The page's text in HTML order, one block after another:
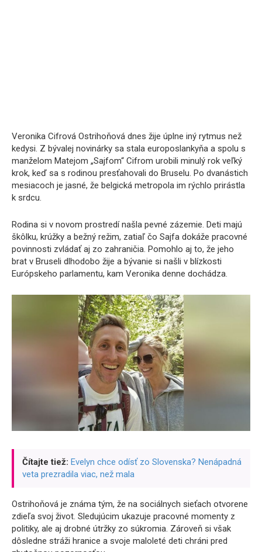
Veronika Cifrová Ostrihoňová dnes žije úplne iný rytmus než
kedysi. Z bývalej novinárky sa stala europoslankyňa a spolu s
manželom Matejom „Sajfom“ Cifrom urobili minulý rok veľký
krok, keď sa s rodinou presťahovali do Bruselu. Po dvanástich
mesiacoch je jasné, že belgická metropola im rýchlo prirástla
k srdcu.
Rodina si v novom prostredí našla pevné zázemie. Deti majú
škôlku, krúžky a bežný režim, zatiaľ čo Sajfa dokáže pracovné
povinnosti zvládať aj zo zahraničia. Pomohlo aj to, že jeho
brat v Bruseli dlhodobo žije a bývanie si našli v blízkosti
Európskeho parlamentu, kam Veronika denne dochádza.
Čítajte tiež: Evelyn chce odísť zo Slovenska? Nenápadná
veta prezradila viac, než mala
Ostrihoňová je známa tým, že na sociálnych sieťach otvorene
zdieľa svoj život. Sledujúcim ukazuje pracovné momenty z
politiky, ale aj drobné útržky zo súkromia. Zároveň si však
dôsledne stráži hranice a svoje maloleté deti chráni pred